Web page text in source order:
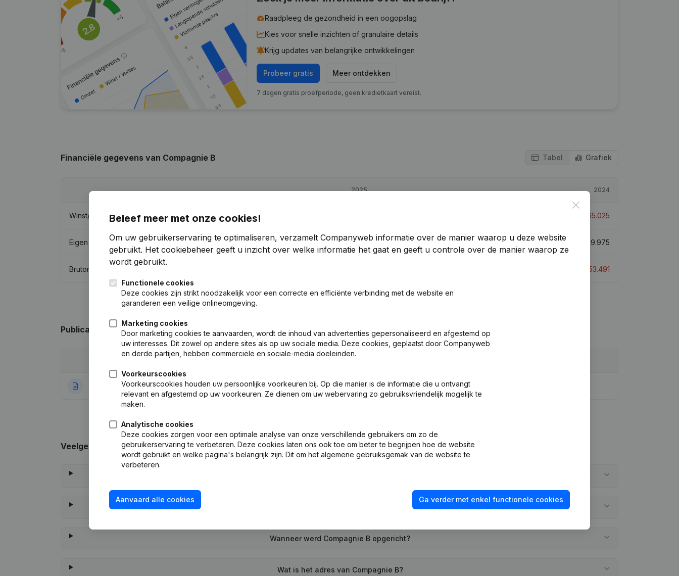
Raadpleeg de gezondheid in een oogopslag
Kies voor snelle inzichten of granulaire details
Krijg updates van belangrijke ontwikkelingen
Probeer gratis Meer ontdekken
7 dagen gratis proefperiode, geen kredietkaart vereist.
Financiële gegevens van Compagnie B Tabel Grafiek
2025 2024
Winst/Verlies -65.025
Eigen vermogen €252.071 -18,68% 309.975
Brutomarge -53.491
Publicaties van Compagnie B
Publicatie
30-01-2024 Rubriek Oprichting (Nieuwe Rechtspersoon, Opening Bijkantoor, enz...)
Veelgestelde vragen
Wanneer werd Compagnie B opgericht?
Wat is het adres van Compagnie B?
Close
Beleef meer met onze cookies!
Om uw gebruikerservaring te optimaliseren, verzamelt Companyweb informatie over de manier waarop u deze website
gebruikt. Het cookiebeheer geeft u inzicht over welke informatie het gaat en geeft u controle over de manier waarop ze
wordt gebruikt.
Functionele cookies
Deze cookies zijn strikt noodzakelijk voor een correcte en efficiënte verbinding met de website en
garanderen een veilige onlineomgeving.
Marketing cookies
Door marketing cookies te aanvaarden, wordt de inhoud van advertenties gepersonaliseerd en afgestemd op
uw interesses. Dit zowel op andere sites als op uw sociale media. Deze cookies, geplaatst door Companyweb
en derde partijen, hebben commerciële en sociale-media doeleinden.
Voorkeurscookies
Voorkeurscookies houden uw persoonlijke voorkeuren bij. Op die manier is de informatie die u ontvangt
relevant en afgestemd op uw voorkeuren. Ze dienen om uw webervaring zo gebruiksvriendelijk mogelijk te
maken.
Analytische cookies
Deze cookies zorgen voor een optimale analyse van onze verschillende gebruikers om zo de
gebruikerservaring te verbeteren. Deze cookies laten ons ook toe om beter te begrijpen hoe de website
wordt gebruikt en welke pagina's belangrijk zijn. Dit om het algemene gebruiksgemak van de website te
verbeteren.
Aanvaard alle cookies Ga verder met enkel functionele cookies